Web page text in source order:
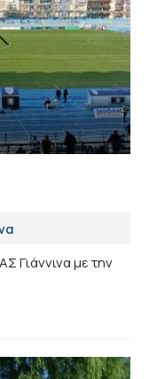
Γιάννινα με την